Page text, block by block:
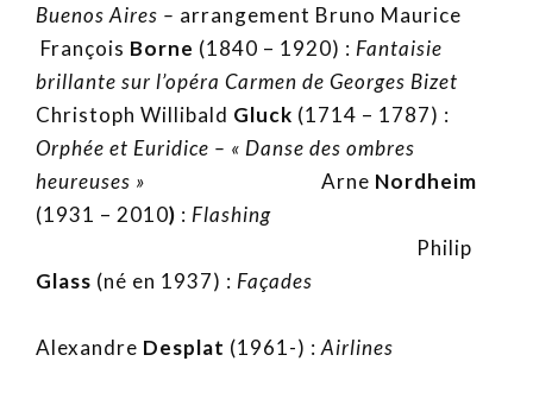
Buenos Aires – arrangement Bruno Maurice
François Borne (1840 – 1920) : Fantaisie
brillante sur l’opéra Carmen de Georges Bizet
Christoph Willibald Gluck (1714 – 1787) :
Orphée et Euridice – « Danse des ombres
heureuses »
Arne Nordheim
(1931 – 2010) : Flashing
Philip
Glass (né en 1937) : Façades
Alexandre Desplat (1961-) : Airlines